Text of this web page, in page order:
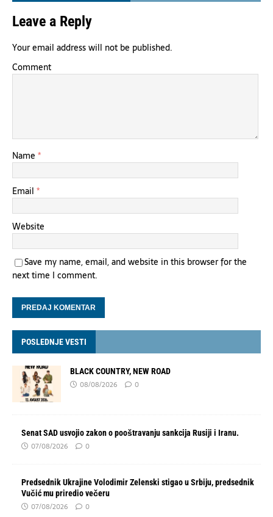
Leave a Reply
Your email address will not be published.
Comment
Name *
Email *
Website
Save my name, email, and website in this browser for the
next time I comment.
POSLEDNJE VESTI
BLACK COUNTRY, NEW ROAD
08/08/2026 0
Senat SAD usvojio zakon o pooštravanju sankcija Rusiji i Iranu.
07/08/2026 0
Predsednik Ukrajine Volodimir Zelenski stigao u Srbiju, predsednik
Vučić mu priredio večeru
07/08/2026 0